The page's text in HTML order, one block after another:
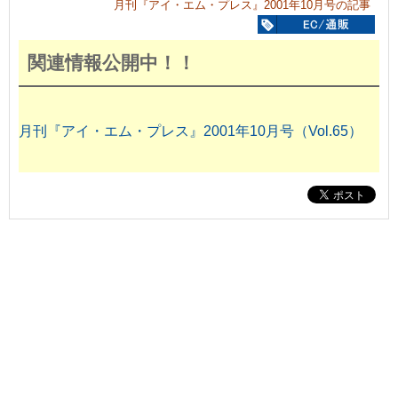
月刊『アイ・エム・プレス』2001年10月号の記事
関連情報公開中！！
月刊『アイ・エム・プレス』2001年10月号（Vol.65）